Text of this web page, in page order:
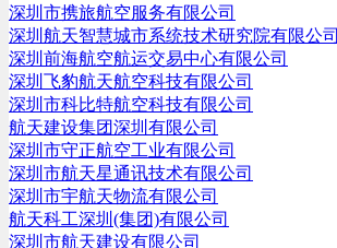
深圳市携旅航空服务有限公司
深圳航天智慧城市系统技术研究院有限公司
深圳前海航空航运交易中心有限公司
深圳飞豹航天航空科技有限公司
深圳市科比特航空科技有限公司
航天建设集团深圳有限公司
深圳市守正航空工业有限公司
深圳市航天星通讯技术有限公司
深圳市宇航天物流有限公司
航天科工深圳(集团)有限公司
深圳市航天建设有限公司